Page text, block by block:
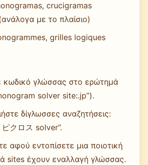
crucigramas
με το πλαίσιο)
grilles logiques
κωδικό γλώσσας στο ερώτημά
solver site:.jp”).
δίγλωσσες αναζητήσεις:
クロス solver”.
αφού εντοπίσετε μια ποιοτική
sites έχουν εναλλαγή γλώσσας.